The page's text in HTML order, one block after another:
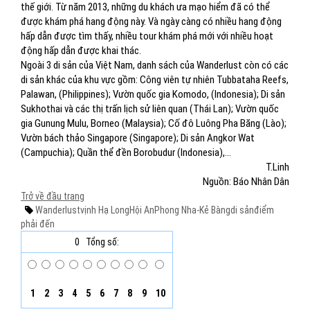
thế giới. Từ năm 2013, những du khách ưa mạo hiểm đã có thể
được khám phá hang động này. Và ngày càng có nhiều hang động
hấp dẫn được tìm thấy, nhiều tour khám phá mới với nhiều hoạt
động hấp dẫn được khai thác.
Ngoài 3 di sản của Việt Nam, danh sách của Wanderlust còn có các
di sản khác của khu vực gồm: Công viên tự nhiên Tubbataha Reefs,
Palawan, (Philippines); Vườn quốc gia Komodo, (Indonesia); Di sản
Sukhothai và các thị trấn lịch sử liên quan (Thái Lan); Vườn quốc
gia Gunung Mulu, Borneo (Malaysia); Cố đô Luông Pha Băng (Lào);
Vườn bách thảo Singapore (Singapore); Di sản Angkor Wat
(Campuchia); Quần thể đền Borobudur (Indonesia),…
T.Linh
Nguồn: Báo Nhân Dân
Trở về đầu trang
Wanderlustvịnh Hạ LongHội AnPhong Nha-Kẻ Bàngdi sảnđiểm
phải đến
0
Tổng số:
1 2 3 4 5 6 7 8 9 10